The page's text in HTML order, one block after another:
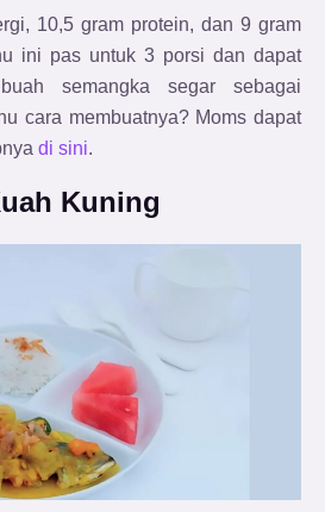
10,5 gram protein, dan 9 gram
ini pas untuk 3 porsi dan dapat
semangka segar sebagai
cara membuatnya? Moms dapat
di sini.
Kuning